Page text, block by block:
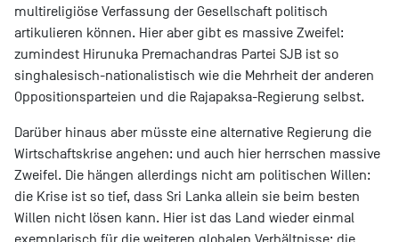
multireligiöse Verfassung der Gesellschaft politisch
artikulieren können. Hier aber gibt es massive Zweifel:
zumindest Hirunuka Premachandras Partei SJB ist so
singhalesisch-nationalistisch wie die Mehrheit der anderen
Oppositionsparteien und die Rajapaksa-Regierung selbst.
Darüber hinaus aber müsste eine alternative Regierung die
Wirtschaftskrise angehen: und auch hier herrschen massive
Zweifel. Die hängen allerdings nicht am politischen Willen:
die Krise ist so tief, dass Sri Lanka allein sie beim besten
Willen nicht lösen kann. Hier ist das Land wieder einmal